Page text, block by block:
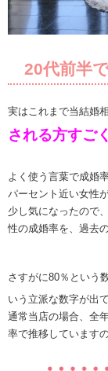
20代前半
実はこれまで当結婚
される方すご
よく使う言葉で成婚
パーセント近い女性
少し気になったので
性の成婚率を、過去
さすがに80％という
いう立派な数字が出
通常当店の場合、全
率で推移しています